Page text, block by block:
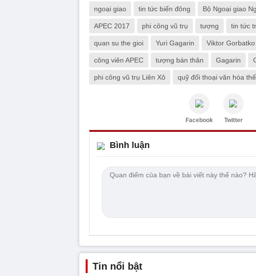
ngoại giao tin tức biển đông Bộ Ngoại giao
APEC 2017 phi công vũ trụ tượng tin tức
quan su the gioi Yuri Gagarin Viktor Gorbatko
công viên APEC tượng bán thân Gagarin
phi công vũ trụ Liên Xô quỹ đối thoại văn hóa
Facebook Twitter
Bình luận
Tin nổi bật